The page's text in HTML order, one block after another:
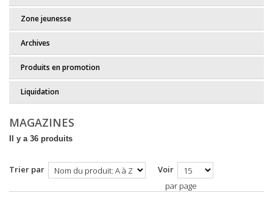
Zone jeunesse
Archives
Produits en promotion
Liquidation
MAGAZINES
Il y a 36 produits
Trier par
Voir
par page